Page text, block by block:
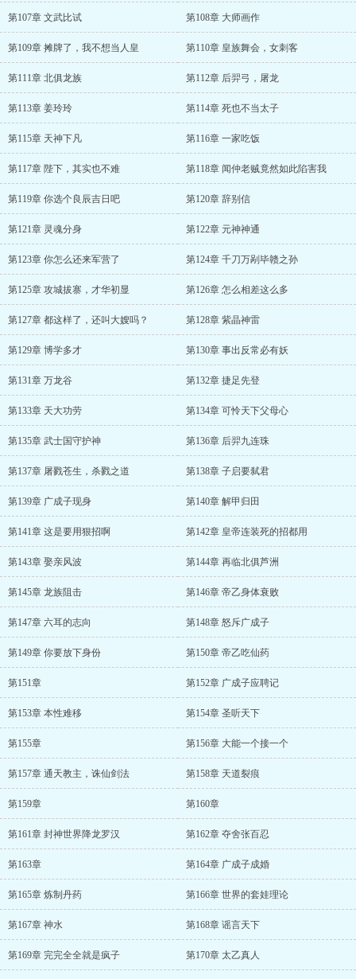
第107章 文武比试 第108章 大师画作
第109章 摊牌了，我不想当人皇 第110章 皇族舞会，女刺客
第111章 北俱龙族 第112章 后羿弓，屠龙
第113章 姜玲玲 第114章 死也不当太子
第115章 天神下凡 第116章 一家吃饭
第117章 陛下，其实也不难 第118章 闻仲老贼竟然如此陷害我
第119章 你选个良辰吉日吧 第120章 辞别信
第121章 灵魂分身 第122章 元神神通
第123章 你怎么还来军营了 第124章 千刀万剐毕赣之孙
第125章 攻城拔寨，才华初显 第126章 怎么相差这么多
第127章 都这样了，还叫大嫂吗？ 第128章 紫晶神雷
第129章 博学多才 第130章 事出反常必有妖
第131章 万龙谷 第132章 捷足先登
第133章 天大功劳 第134章 可怜天下父母心
第135章 武士国守护神 第136章 后羿九连珠
第137章 屠戮苍生，杀戮之道 第138章 子启要弑君
第139章 广成子现身 第140章 解甲归田
第141章 这是要用狠招啊 第142章 皇帝连装死的招都用
第143章 娶亲风波 第144章 再临北俱芦洲
第145章 龙族阻击 第146章 帝乙身体衰败
第147章 六耳的志向 第148章 怒斥广成子
第149章 你要放下身份 第150章 帝乙吃仙药
第151章 第152章 广成子应聘记
第153章 本性难移 第154章 圣听天下
第155章 第156章 大能一个接一个
第157章 通天教主，诛仙剑法 第158章 天道裂痕
第159章 第160章
第161章 封神世界降龙罗汉 第162章 夺舍张百忍
第163章 第164章 广成子成婚
第165章 炼制丹药 第166章 世界的套娃理论
第167章 神水 第168章 谣言天下
第169章 完完全全就是疯子 第170章 太乙真人